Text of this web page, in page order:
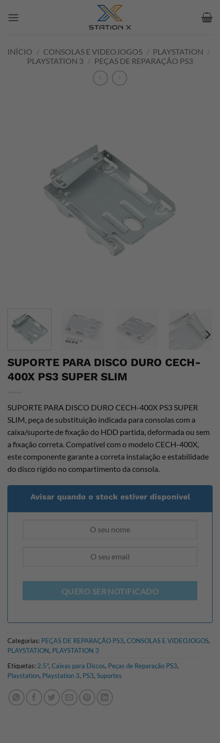
INÍCIO / CONSOLAS E VIDEOJOGOS / PLAYSTATION /
PLAYSTATION 3 / PEÇAS DE REPARAÇÃO PS3
SUPORTE PARA DISCO DURO CECH-
400X PS3 SUPER SLIM
SUPORTE PARA DISCO DURO CECH-400X PS3 SUPER
SLIM, peça de substituição indicada para consolas com a
caixa/suporte de fixaçãodo HDD partida, deformada ou sem
a fixação correta. Compatível com o modelo CECH-400X,
este componente garante a correta instalação eestabilidade
do disco rígido nocompartimento da consola.
Avisar quando o stock estiver disponível
QUERO SER NOTIFICADO
Categorias: PEÇAS DE REPARAÇÃO PS3, CONSOLAS E VIDEOJOGOS,
PLAYSTATION, PLAYSTATION 3
Etiquetas:2.5", Caixas para Discos, Peças de Reparação PS3,
Playstation, Playstation 3, PS3, Suportes